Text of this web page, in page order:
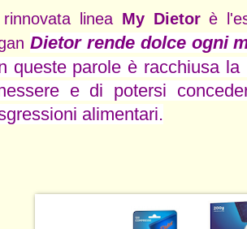
linea My Dietorè
Dietor rende dolce ogni
queste parole è racchiusa
e di potersi
alimentari.